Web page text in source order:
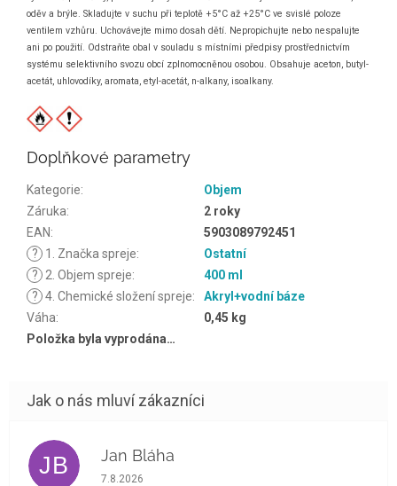
oděv a brýle. Skladujte v suchu při teplotě +5°C až +25°C ve svislé poloze
ventilem vzhůru. Uchovávejte mimo dosah dětí. Nepropichujte nebo nespalujte
ani po použití. Odstraňte obal v souladu s místními předpisy prostřednictvím
systému selektivního svozu obcí zplnomocněnou osobou. Obsahuje aceton, butyl-
acetát, uhlovodíky, aromata, etyl-acetát, n-alkany, isoalkany.
Doplňkové parametry
Kategorie:
Objem
Záruka:
2 roky
EAN:
5903089792451
?
1. Značka spreje:
Ostatní
?
2. Objem spreje:
400 ml
? 4. Chemické složení spreje:
Akryl+vodní báze
Váha:
0,45 kg
Položka byla vyprodána…
JB Jan Bláha
Hodnocení obchodu je 5 z 5 hvězdiček.
7.8.2026